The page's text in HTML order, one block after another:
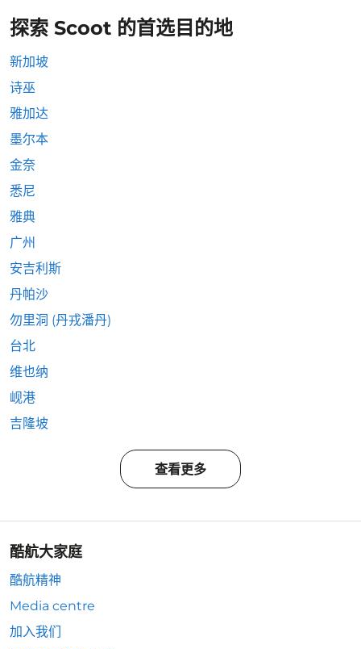
探索 Scoot 的首选目的地
新加坡
诗巫
雅加达
墨尔本
金奈
悉尼
雅典
广州
安吉利斯
丹帕沙
勿里洞 (丹戎潘丹)
台北
维也纳
岘港
吉隆坡
查看更多
酷航大家庭
酷航精神
Media centre
加入我们